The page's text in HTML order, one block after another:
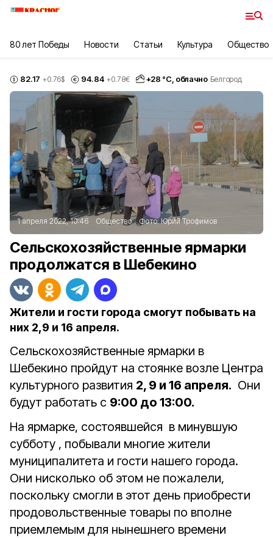
80 лет Победы Новости Статьи Культура Общество
82.17 +0.76$ 94.84 +0.78€ +28 °С, облачно Белгород
1 апреля 2022, 10:46 Общество Фото:Юрий Трофимов
Сельскохозяйственные ярмарки
продолжатся в Шебекино
Жители и гости города смогут побывать на
них 2,9 и 16 апреля.
Сельскохозяйственные ярмарки в
Шебекино пройдут на стоянке возле Центра
культурного развития 2, 9 и 16 апреля. Они
будут работать с 9:00 до 13:00.
На ярмарке, состоявшейся в минувшую
субботу , побывали многие жители
муниципалитета и гости нашего города.
Они нисколько об этом не пожалели,
поскольку смогли в этот день приобрести
продовольственные товары по вполне
приемлемым для нынешнего времени